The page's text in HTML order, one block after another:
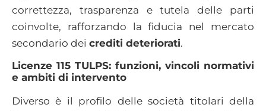
correttezza, trasparenza e tutela delle parti
coinvolte, rafforzando la fiducia nel mercato
secondario dei crediti deteriorati.
Licenze 115 TULPS: funzioni, vincoli normativi
e ambiti di intervento
Diverso è il profilo delle società titolari della